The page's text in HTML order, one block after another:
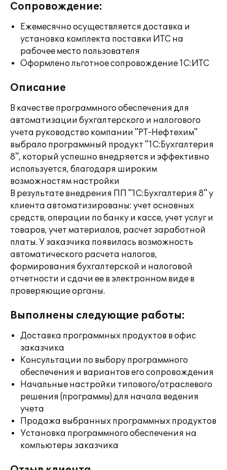
Сопровождение:
Ежемесячно осуществляется доставка и
установка комплекта поставки ИТС на
рабочее место пользователя
Оформлено льготное сопровождение 1С:ИТС
Описание
В качестве программного обеспечения для
автоматизации бухгалтерского и налогового
учета руководство компании "РТ-Нефтехим"
выбрало программный продукт "1С:Бухгалтерия
8", который успешно внедряется и эффективно
используется, благодаря широким
возможностям настройки
В результате внедрения ПП "1С:Бухгалтерия 8" у
клиента автоматизированы: учет основных
средств, операции по банку и кассе, учет услуг и
товаров, учет материалов, расчет заработной
платы. У заказчика появилась возможность
автоматического расчета налогов,
формирования бухгалтерской и налоговой
отчетности и сдачи ее в электронном виде в
проверяющие органы.
Выполнены следующие работы:
Доставка программных продуктов в офис
заказчика
Консультации по выбору программного
обеспечения и вариантов его сопровождения
Начальные настройки типового/отраслевого
решения (программы) для начала ведения
учета
Продажа выбранных программных продуктов
Установка программного обеспечения на
компьютеры заказчика